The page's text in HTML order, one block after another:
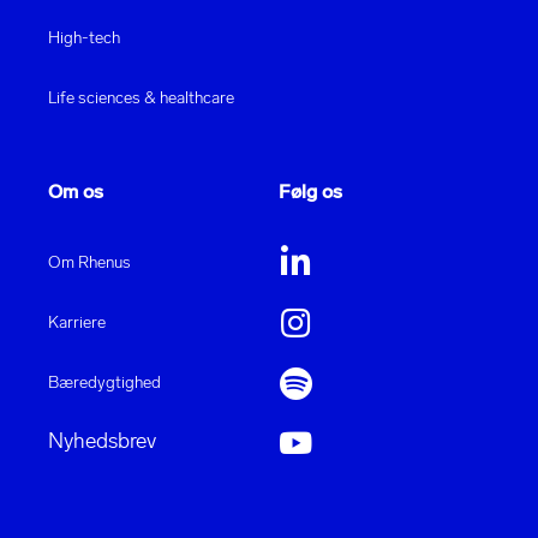
High-tech
Life sciences & healthcare
Om os
Om Rhenus
Karriere
Bæredygtighed
Nyhedsbrev
Følg os